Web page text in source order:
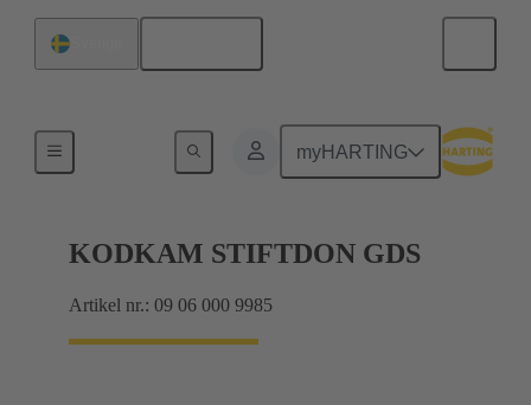
myHARTING
Förbindning moderkort till dotterkort
KODKAM STIFTDON GDS
Artikel nr.: 09 06 000 9985